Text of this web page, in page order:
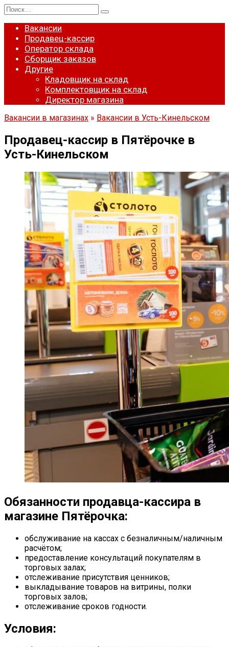
Перейти
к
содержанию
Search
for:
Вакансии
Продавец-кассир
Оператор склада
Сборщик заказов
Другие
Кладовщик на склад
Комплектовщик на склад
Директор магазина
Вакансии в магазинах » Вакансии в Усть-Кинельском
Продавец-кассир в Пятёрочке в
Усть-Кинельском
Обязанности продавца-кассира в
магазине Пятёрочка:
обслуживание на кассах с безналичным/наличным
расчётом;
предоставление консультаций покупателям в
торговых залах;
отслеживание присутствия ценников;
выкладывание товаров на витрины, полки
торговых залов;
отслеживание сроков годности.
Условия: